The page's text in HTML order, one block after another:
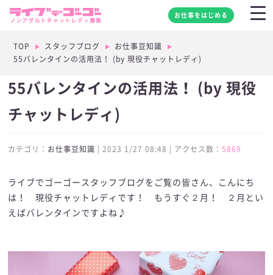
お仕事をはじめる
TOP スタッフブログ
お仕事豆知識
55バレンタインの活用法！ (by 現役チャットレディ)
55バレンタインの活用法！ (by 現役
チャットレディ)
カテゴリ： お仕事豆知識 | 2023 1/27 08:48 | アクセス数： 5869
ライブでゴーゴースタッフブログをご覧の皆さん、こんにち
は！ 現役チャットレディです！ もうすぐ２月！ ２月とい
えばバレンタインですよね♪